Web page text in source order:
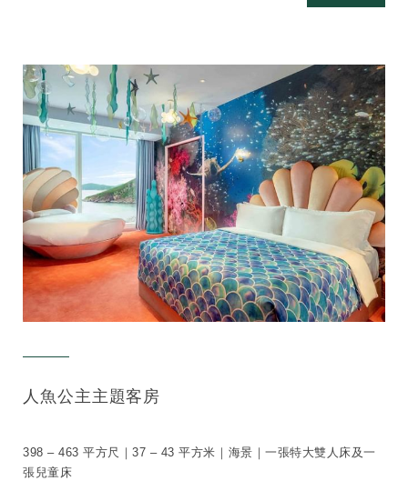
人魚公主主題客房
398 – 463 平方尺｜37 – 43 平方米｜海景｜一張特大雙人床及一
張兒童床